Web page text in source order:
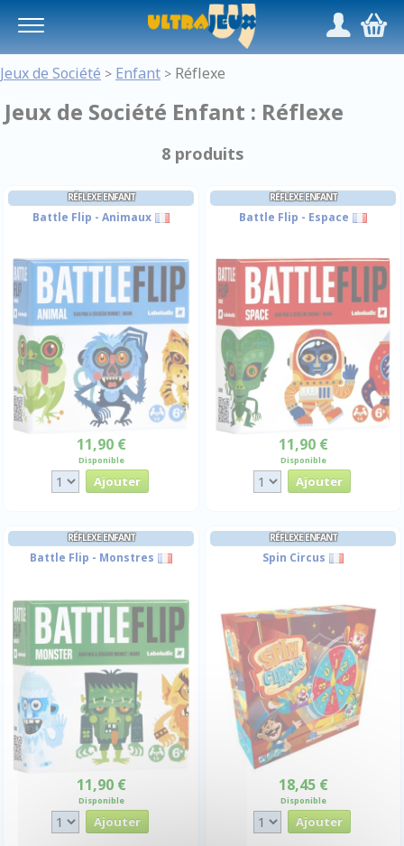
/,
Jeux de Société > Enfant > Réflexe
Jeux de Société Enfant : Réflexe
8 produits
RÉFLEXE ENFANT
Battle Flip - Animaux
11,90 €
Disponible
RÉFLEXE ENFANT
Battle Flip - Espace
11,90 €
Disponible
RÉFLEXE ENFANT
Battle Flip - Monstres
11,90 €
Disponible
RÉFLEXE ENFANT
Spin Circus
18,45 €
Disponible